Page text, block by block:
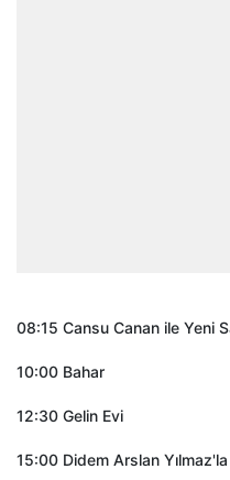
08:15 Cansu Canan ile Yeni
10:00 Bahar
12:30 Gelin Evi
15:00 Didem Arslan